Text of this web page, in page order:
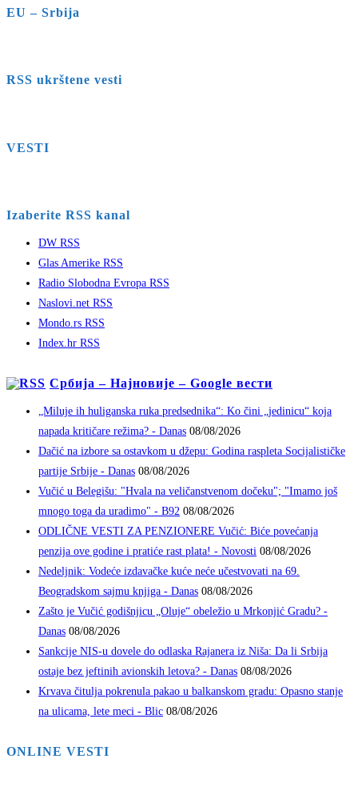
EU – Srbija
RSS ukrštene vesti
VESTI
Izaberite RSS kanal
DW RSS
Glas Amerike RSS
Radio Slobodna Evropa RSS
Naslovi.net RSS
Mondo.rs RSS
Index.hr RSS
Србија – Најновије – Google вести
„Miluje ih huliganska ruka predsednika“: Ko čini „jedinicu“ koja
napada kritičare režima? - Danas 08/08/2026
Dačić na izbore sa ostavkom u džepu: Godina raspleta Socijalističke
partije Srbije - Danas 08/08/2026
Vučić u Belegišu: "Hvala na veličanstvenom dočeku"; "Imamo još
mnogo toga da uradimo" - B92 08/08/2026
ODLIČNE VESTI ZA PENZIONERE Vučić: Biće povećanja
penzija ove godine i pratiće rast plata! - Novosti 08/08/2026
Nedeljnik: Vodeće izdavačke kuće neće učestvovati na 69.
Beogradskom sajmu knjiga - Danas 08/08/2026
Zašto je Vučić godišnjicu „Oluje“ obeležio u Mrkonjić Gradu? -
Danas 08/08/2026
Sankcije NIS-u dovele do odlaska Rajanera iz Niša: Da li Srbija
ostaje bez jeftinih avionskih letova? - Danas 08/08/2026
Krvava čitulja pokrenula pakao u balkanskom gradu: Opasno stanje
na ulicama, lete meci - Blic 08/08/2026
ONLINE VESTI